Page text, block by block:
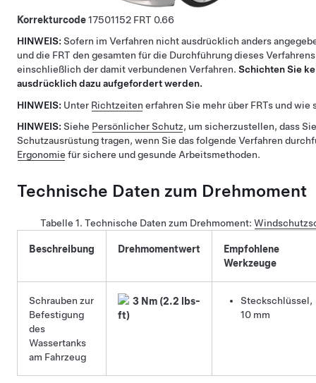
Korrekturcode17501152
0.66
HINWEIS: Sofern im Verfahren nicht ausdrücklich anders
und die FRT den gesamten für die Durchführung dieses
einschließlich der damit verbundenen Verfahren. Schichten Sie
ausdrücklich dazu aufgefordert werden.
HINWEIS: Unter Richtzeiten erfahren Sie mehr über FRTs und
HINWEIS: Siehe Persönlicher Schutz, um sicherzustellen, dass
Schutzausrüstung tragen, wenn Sie das folgende Verfahren
Ergonomie für sichere und gesunde Arbeitsmethoden.
Technische Daten zum Drehmoment
Tabelle 1. Technische Daten zum Drehmoment:
Beschreibung Drehmomentwert
Empfohlene
Werkzeuge
Schrauben zur
Befestigung
des
Wassertanks
am Fahrzeug
3 Nm (2.2 lbs-
ft)
Steckschlüssel,
10 mm